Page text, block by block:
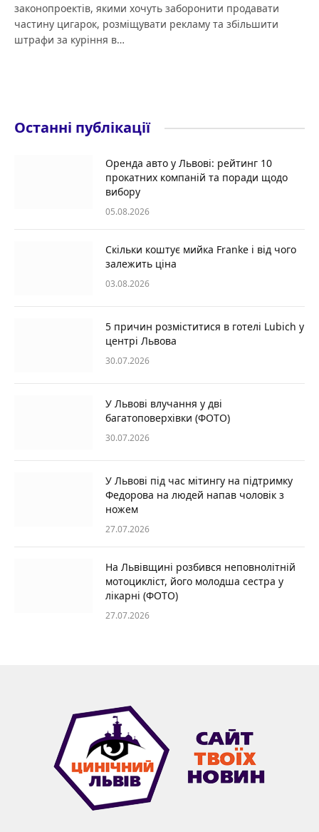
законопроектів, якими хочуть заборонити продавати
частину цигарок, розміщувати рекламу та збільшити
штрафи за куріння в…
Останні публікації
Оренда авто у Львові: рейтинг 10
прокатних компаній та поради щодо
вибору
05.08.2026
Скільки коштує мийка Franke і від чого
залежить ціна
03.08.2026
5 причин розміститися в готелі Lubich у
центрі Львова
30.07.2026
У Львові влучання у дві
багатоповерхівки (ФОТО)
30.07.2026
У Львові під час мітингу на підтримку
Федорова на людей напав чоловік з
ножем
27.07.2026
На Львівщині розбився неповнолітній
мотоцикліст, його молодша сестра у
лікарні (ФОТО)
27.07.2026